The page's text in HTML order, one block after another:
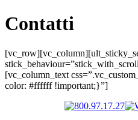
Contatti
[vc_column_text
color: #ffffff !important;}”]